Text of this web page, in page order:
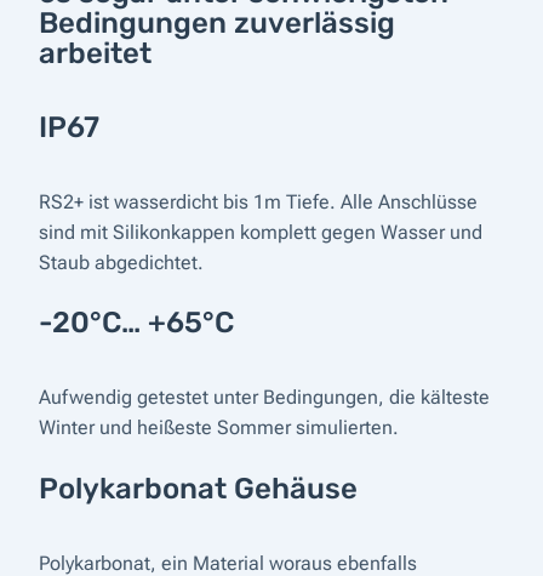
Bedingungen zuverlässig
arbeitet
IP67
RS2+ ist wasserdicht bis 1m Tiefe. Alle Anschlüsse
sind mit Silikonkappen komplett gegen Wasser und
Staub abgedichtet.
-20°C… +65°C
Aufwendig getestet unter Bedingungen, die kälteste
Winter und heißeste Sommer simulierten.
Polykarbonat Gehäuse
Polykarbonat, ein Material woraus ebenfalls